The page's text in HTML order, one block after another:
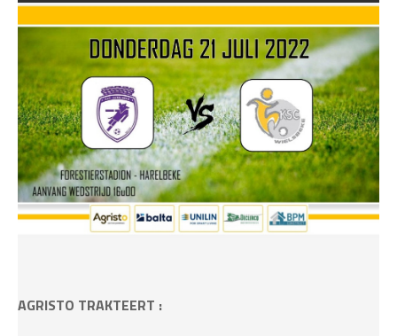
AGRISTO TRAKTEERT :